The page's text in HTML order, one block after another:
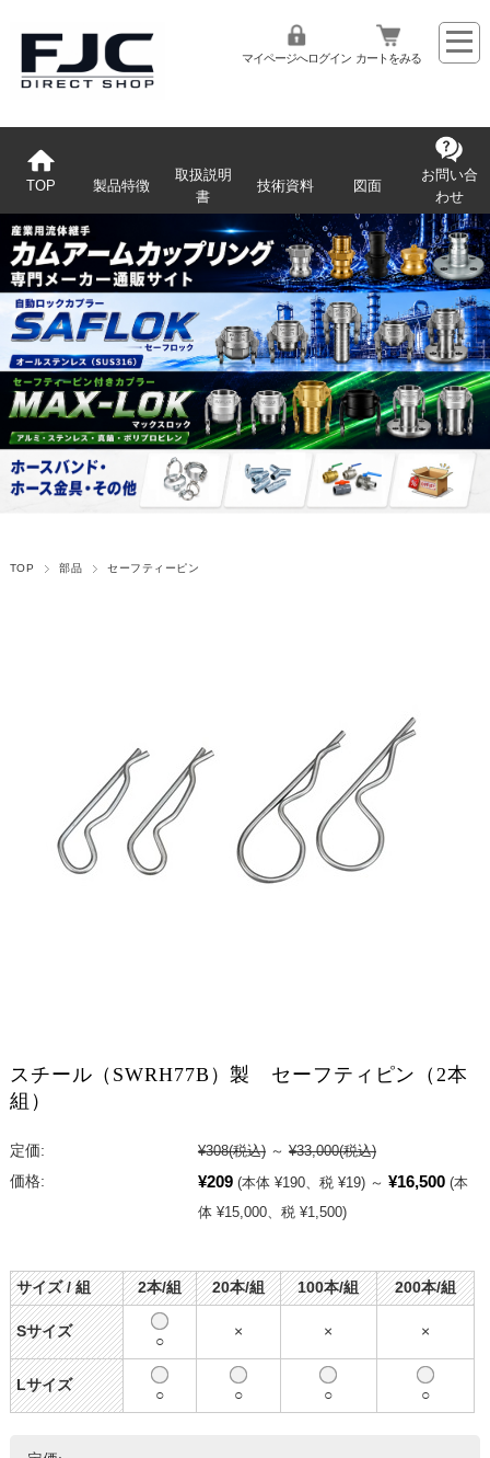
マイページへログイン カートをみる
TOP 製品特徴
取扱説明
書
技術資料 図面
お問い合
わせ
TOP 部品 セーフティーピン
スチール（SWRH77B）製 セーフティピン（2本
組）
定価: ¥308(税込) ～ ¥33,000(税込)
価格:
¥209 (本体 ¥190、税 ¥19) ～ ¥16,500 (本
体 ¥15,000、税 ¥1,500)
サイズ / 組 2本/組 20本/組 100本/組 200本/組
Sサイズ
○
× × ×
Lサイズ
○ ○ ○ ○